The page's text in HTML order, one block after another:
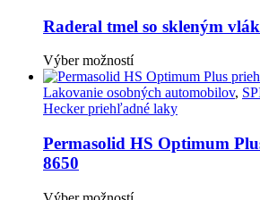
Možnosti
si
môžete
vybrať
na
stránke
produktu.
Raderal tmel so skleným
Výber možnostíTento
produkt
má
viacero
Možnosti
si
Lakovanie osobných automobilov,
Hecker priehľadné laky
Permasolid HS Optimum
8650
Tento